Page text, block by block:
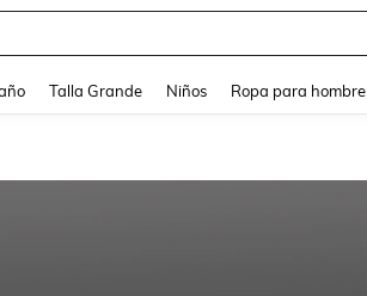
Talla Grande Niños Ropa para hombre